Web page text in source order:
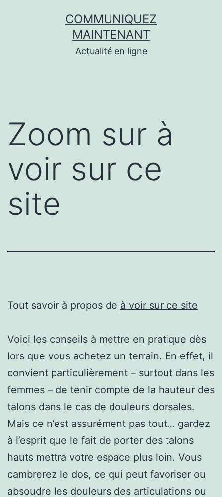
COMMUNIQUEZ
MAINTENANT
Actualité en ligne
Zoom sur à
voir sur ce
site
Tout savoir à propos de à voir sur ce site
Voici les conseils à mettre en pratique dès
lors que vous achetez un terrain. En effet, il
convient particulièrement – surtout dans les
femmes – de tenir compte de la hauteur des
talons dans le cas de douleurs dorsales.
Mais ce n’est assurément pas tout… gardez
à l’esprit que le fait de porter des talons
hauts mettra votre espace plus loin. Vous
cambrerez le dos, ce qui peut favoriser ou
absoudre les douleurs des articulations ou